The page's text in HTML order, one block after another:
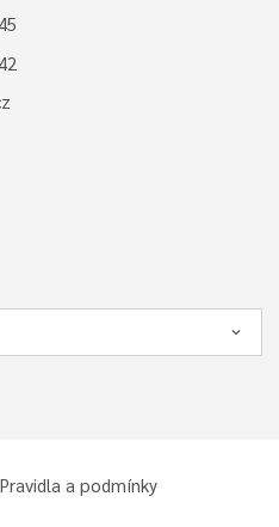
Pravidla a podmínky